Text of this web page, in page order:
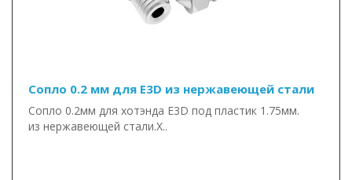
Сопло 0.2 мм для E3D из нержавеющей стали
Сопло 0.2мм для хотэнда E3D под пластик 1.75мм.
из нержавеющей стали.Х..